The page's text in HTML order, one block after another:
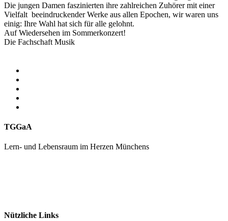
Die jungen Damen faszinierten ihre zahlreichen Zuhörer mit einer
Vielfalt beeindruckender Werke aus allen Epochen, wir waren uns
einig: Ihre Wahl hat sich für alle gelohnt.
Auf Wiedersehen im Sommerkonzert!
Die Fachschaft Musik
TGGaA
Lern- und Lebensraum im Herzen Münchens
Nützliche Links